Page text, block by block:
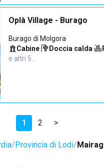
Oplà Village - Burago
Burago di Molgora
Cabine· Doccia calda·
e altri 5…
1 2 >
Provincia di Lodi